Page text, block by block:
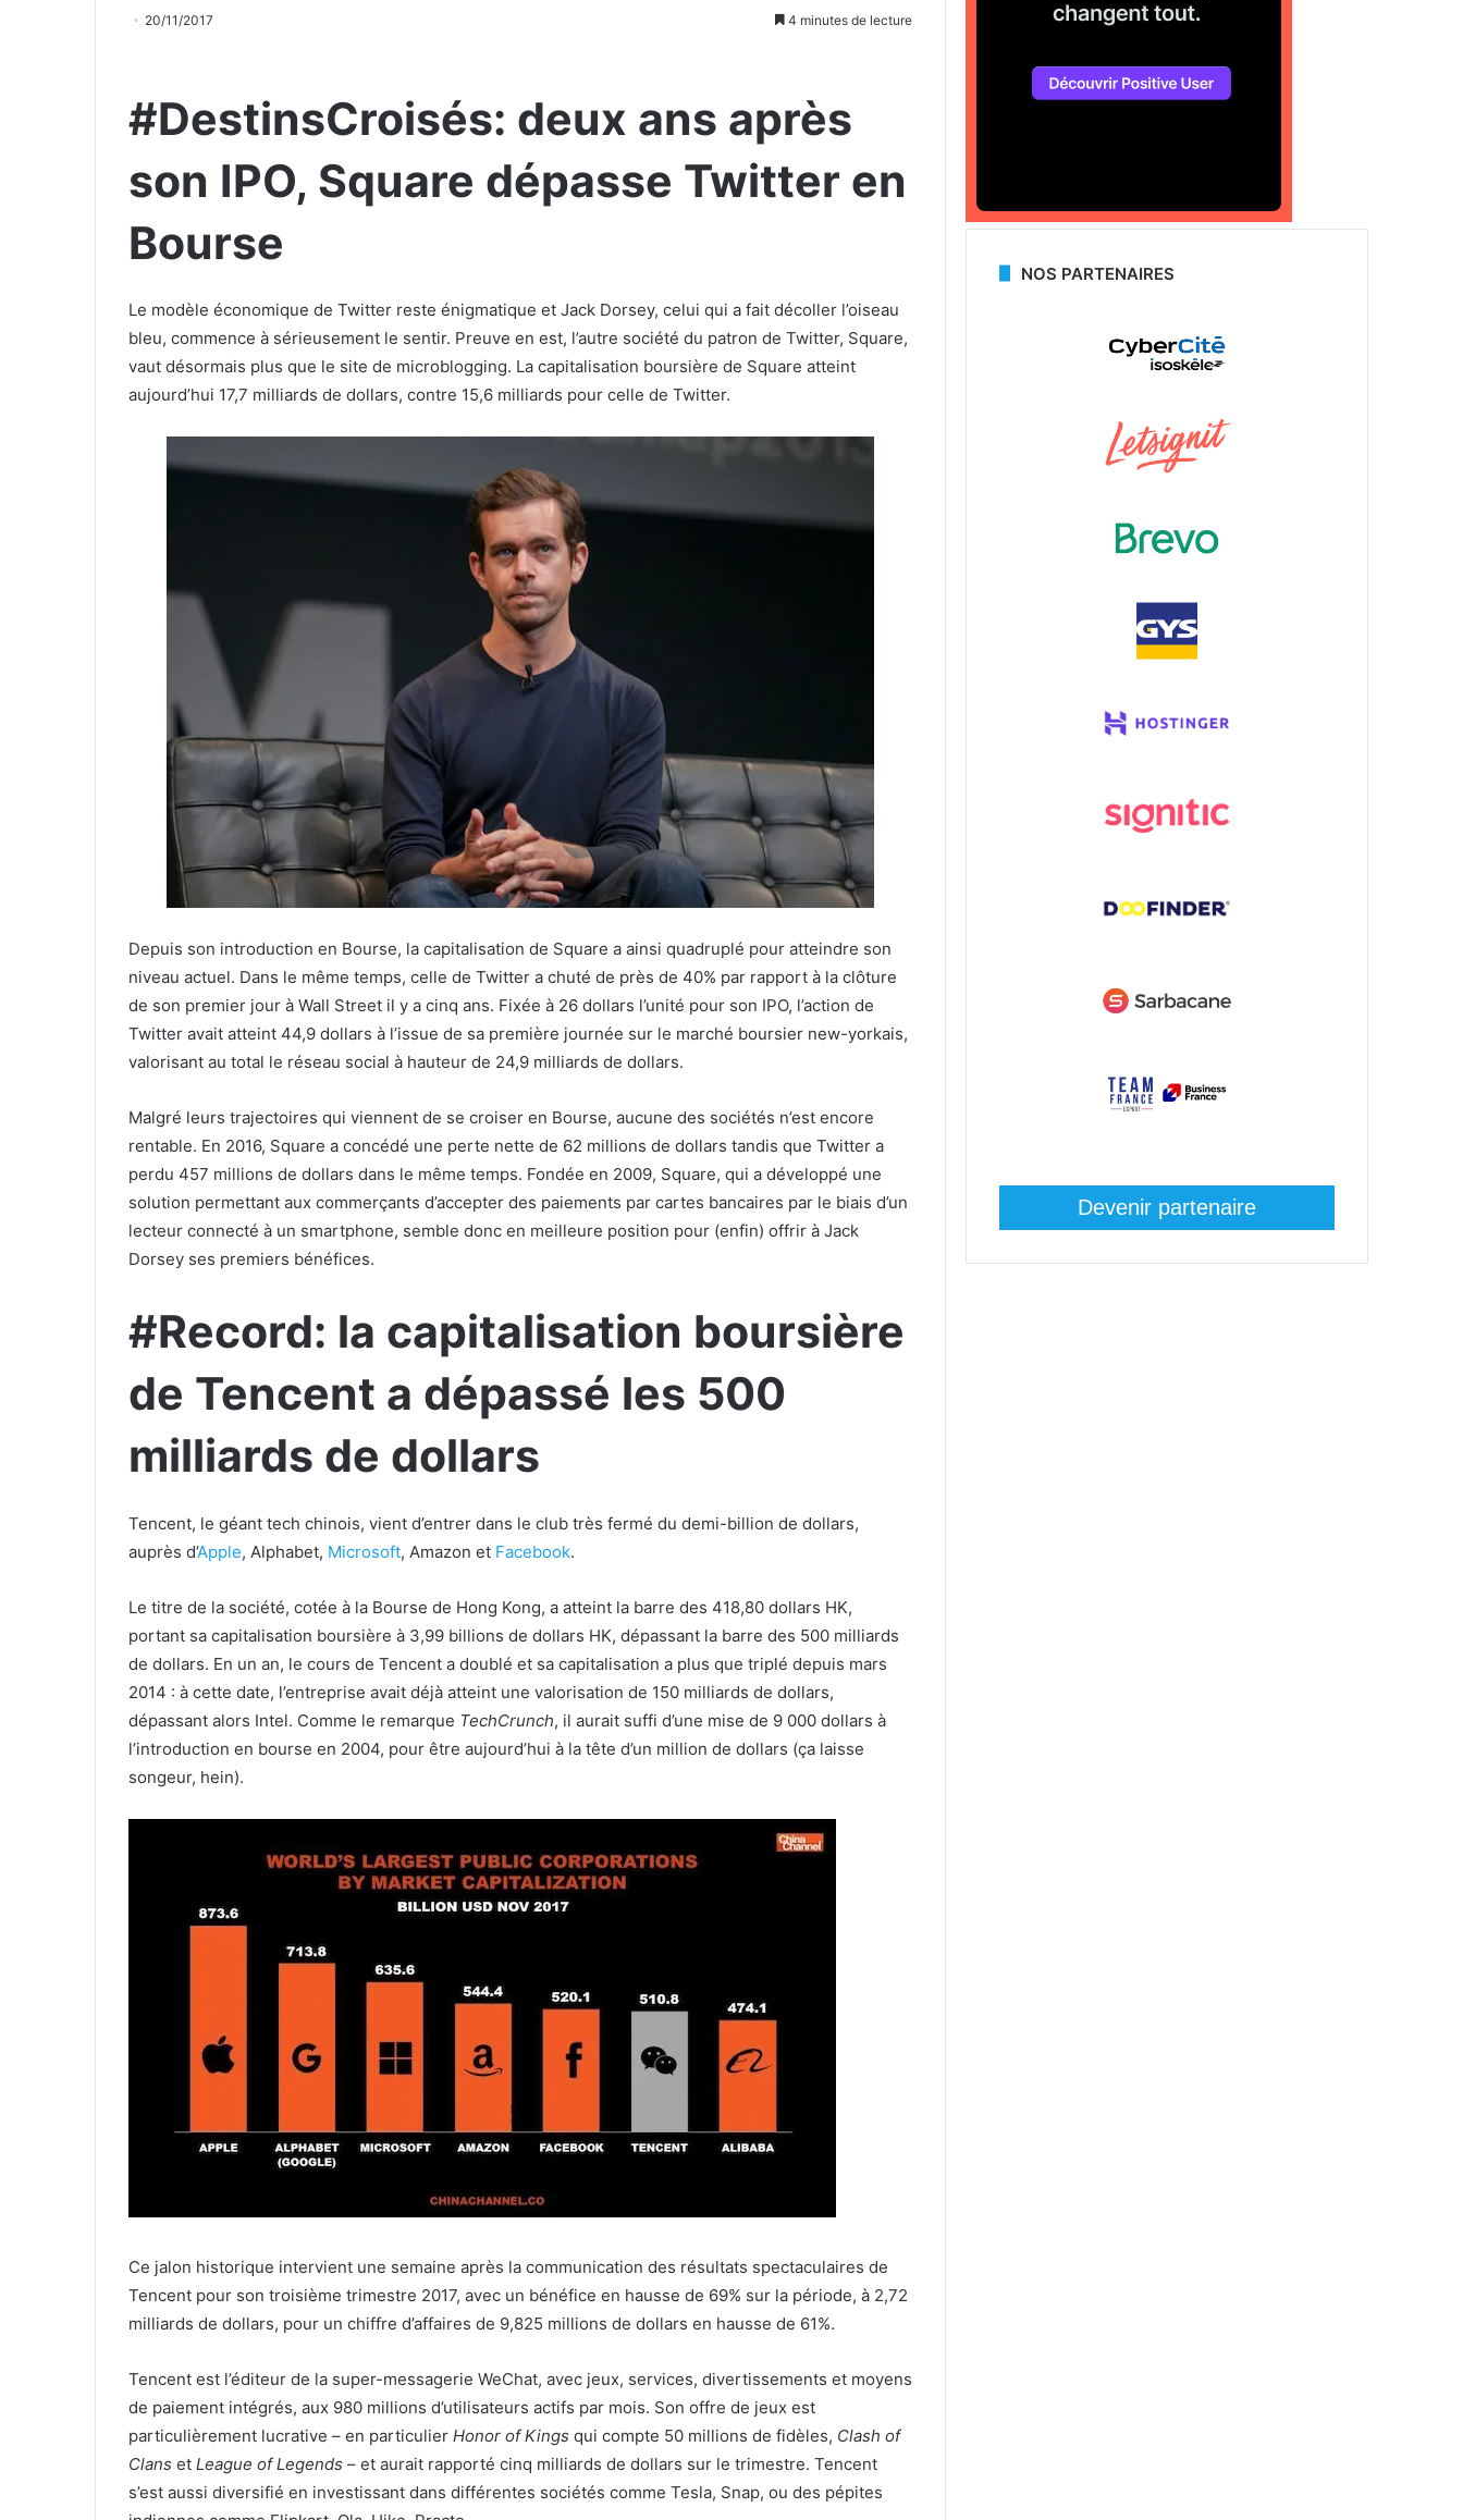
20/11/2017 4 minutes de lecture
#DestinsCroisés: deux ans après
son IPO, Square dépasse Twitter en
Bourse
Le modèle économique de Twitter reste énigmatique et Jack Dorsey, celui qui a fait décoller l’oiseau
bleu, commence à sérieusement le sentir. Preuve en est, l’autre société du patron de Twitter, Square,
vaut désormais plus que le site de microblogging. La capitalisation boursière de Square atteint
aujourd’hui 17,7 milliards de dollars, contre 15,6 milliards pour celle de Twitter.
Depuis son introduction en Bourse, la capitalisation de Square a ainsi quadruplé pour atteindre son
niveau actuel. Dans le même temps, celle de Twitter a chuté de près de 40% par rapport à la clôture
de son premier jour à Wall Street il y a cinq ans. Fixée à 26 dollars l’unité pour son IPO, l’action de
Twitter avait atteint 44,9 dollars à l’issue de sa première journée sur le marché boursier new-yorkais,
valorisant au total le réseau social à hauteur de 24,9 milliards de dollars.
Malgré leurs trajectoires qui viennent de se croiser en Bourse, aucune des sociétés n’est encore
rentable. En 2016, Square a concédé une perte nette de 62 millions de dollars tandis que Twitter a
perdu 457 millions de dollars dans le même temps. Fondée en 2009, Square, qui a développé une
solution permettant aux commerçants d’accepter des paiements par cartes bancaires par le biais d’un
lecteur connecté à un smartphone, semble donc en meilleure position pour (enfin) offrir à Jack
Dorsey ses premiers bénéfices.
#Record: la capitalisation boursière
de Tencent a dépassé les 500
milliards de dollars
Tencent, le géant tech chinois, vient d’entrer dans le club très fermé du demi-billion de dollars,
auprès d’Apple, Alphabet, Microsoft, Amazon et Facebook.
Le titre de la société, cotée à la Bourse de Hong Kong, a atteint la barre des 418,80 dollars HK,
portant sa capitalisation boursière à 3,99 billions de dollars HK, dépassant la barre des 500 milliards
de dollars. En un an, le cours de Tencent a doublé et sa capitalisation a plus que triplé depuis mars
2014 : à cette date, l’entreprise avait déjà atteint une valorisation de 150 milliards de dollars,
dépassant alors Intel. Comme le remarque TechCrunch, il aurait suffi d’une mise de 9 000 dollars à
l’introduction en bourse en 2004, pour être aujourd’hui à la tête d’un million de dollars (ça laisse
songeur, hein).
Ce jalon historique intervient une semaine après la communication des résultats spectaculaires de
Tencent pour son troisième trimestre 2017, avec un bénéfice en hausse de 69% sur la période, à 2,72
milliards de dollars, pour un chiffre d’affaires de 9,825 millions de dollars en hausse de 61%.
Tencent est l’éditeur de la super-messagerie WeChat, avec jeux, services, divertissements et moyens
de paiement intégrés, aux 980 millions d’utilisateurs actifs par mois. Son offre de jeux est
particulièrement lucrative – en particulier Honor of Kings qui compte 50 millions de fidèles, Clash of
Clans et League of Legends – et aurait rapporté cinq milliards de dollars sur le trimestre. Tencent
s’est aussi diversifié en investissant dans différentes sociétés comme Tesla, Snap, ou des pépites
NOS PARTENAIRES
Devenir partenaire